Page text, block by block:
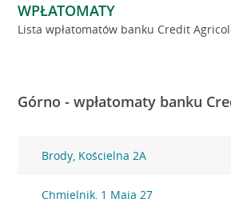
WPŁATOMATY
Lista wpłatomatów banku Credit
Górno - wpłatomaty banku
Brody, Kościelna 2A
Chmielnik, 1 Maja 27